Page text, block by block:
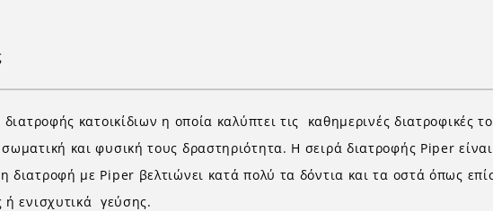
κατοικίδιων η οποία καλύπτει τις καθημερινές διατροφικές
και φυσική τους δραστηριότητα. Η σειρά διατροφής Piper
με Piper βελτιώνει κατά πολύ τα δόντια και τα οστά όπως
ή ενισχυτικά γεύσης.